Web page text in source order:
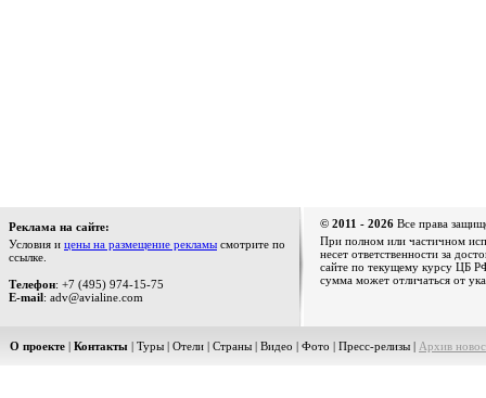
Реклама на сайте:
Условия и цены на размещение рекламы смотрите по
ссылке.
Телефон: +7 (495) 974-15-75
E-mail: adv@avialine.com
© 2011 - 2026 Все права
При полном или частичном
несет ответственности за
сайте по текущему курсу ЦБ
сумма может отличаться от
О проекте | Контакты | Туры | Отели | Страны | Видео | Фото | Пресс-релизы | Архив